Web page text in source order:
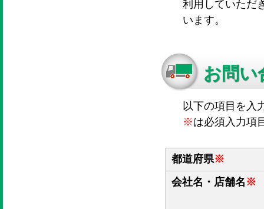
利用していただ
います。
お問い
以下の項目を入
※は必須入力項
都道府県※
会社名・店舗名 ※